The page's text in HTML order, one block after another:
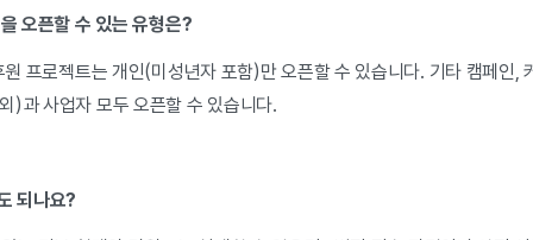
오픈할 수 있는 유형은?
원 프로젝트는 개인(미성년자 포함)만 오픈할 수 있습니다. 기타 캠페인,
)과 사업자 모두 오픈할 수 있습니다.
되나요?